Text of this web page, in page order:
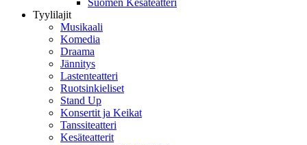
Suomen Kesäteatteri
Tyylilajit
Musikaali
Komedia
Draama
Jännitys
Lastenteatteri
Ruotsinkieliset
Stand Up
Konsertit ja Keikat
Tanssiteatteri
Kesäteatterit